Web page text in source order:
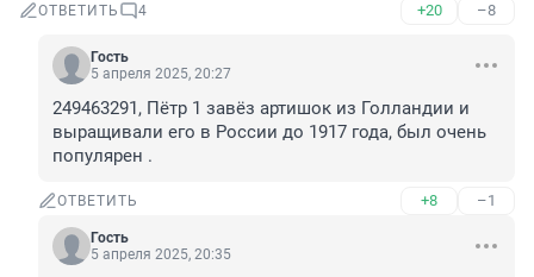
ОТВЕТИТЬ 4 +20 –8
Гость
5 апреля 2025, 20:27
249463291, Пётр 1 завёз артишок из Голландии и
выращивали его в России до 1917 года, был очень
популярен .
ОТВЕТИТЬ +8 –1
Гость
5 апреля 2025, 20:35